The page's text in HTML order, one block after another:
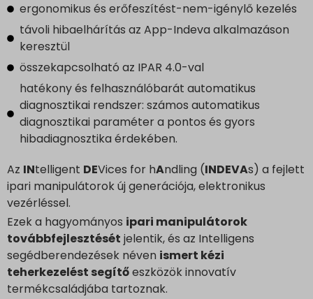
ergonomikus és erőfeszítést-nem-igénylő kezelés
távoli hibaelhárítás az App-Indeva alkalmazáson
keresztül
összekapcsolható az IPAR 4.0-val
hatékony és felhasználóbarát automatikus
diagnosztikai rendszer: számos automatikus
diagnosztikai paraméter a pontos és gyors
hibadiagnosztika érdekében.
Az INtelligent DEVices for hAndling (INDEVAs) a fejlett
ipari manipulátorok új generációja, elektronikus
vezérléssel.
Ezek a hagyományos ipari manipulátorok
továbbfejlesztését jelentik, és az Intelligens
segédberendezések néven ismert kézi
teherkezelést segítőeszközök innovatív
termékcsaládjába tartoznak.